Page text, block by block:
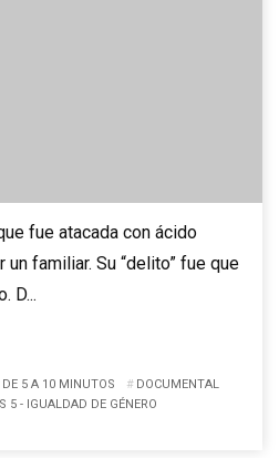
DE 5 A 10 MINUTOS
DOCUMENTAL
5 - IGUALDAD DE GÉNERO
fue atacada con ácido
familiar. Su “delito” fue que
D...